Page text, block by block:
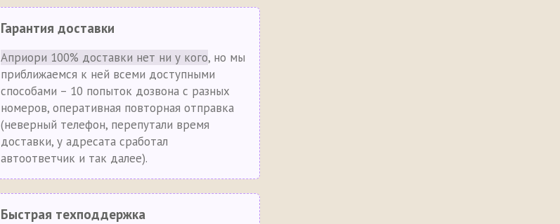
Гарантия доставки
Априори 100% доставки нет ни у кого, но мы
приближаемся к ней всеми доступными
способами – 10 попыток дозвона с разных
номеров, оперативная повторная отправка
(неверный телефон, перепутали время
доставки, у адресата сработал
автоответчик и так далее).
Быстрая техподдержка